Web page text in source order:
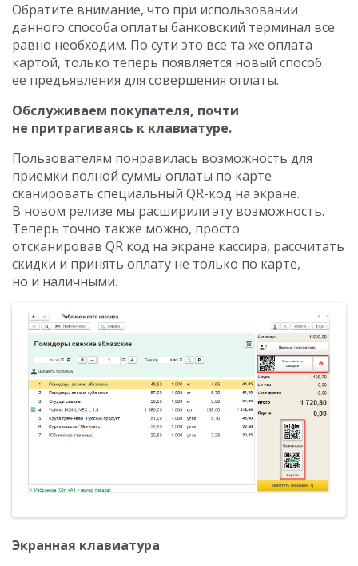
Обратите внимание, что при использовании
данного способа оплаты банковский терминал все
равно необходим. По сути это все та же оплата
картой, только теперь появляется новый способ
ее предъявления для совершения оплаты.
Обслуживаем покупателя, почти
не притрагиваясь к клавиатуре.
Пользователям понравилась возможность для
приемки полной суммы оплаты по карте
сканировать специальный QR-код на экране.
В новом релизе мы расширили эту возможность.
Теперь точно также можно, просто
отсканировав QR код на экране кассира, рассчитать
скидки и принять оплату не только по карте,
но и наличными.
Экранная клавиатура